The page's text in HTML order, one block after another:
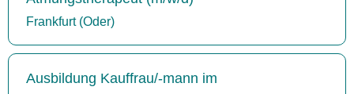
Frankfurt (Oder)
Ausbildung Kauffrau/-mann im